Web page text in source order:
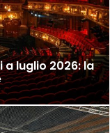
luglio 2026: la